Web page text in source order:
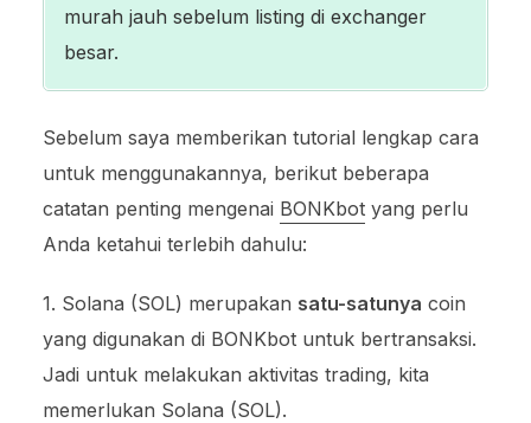
murah jauh sebelum listing di exchanger
besar.
Sebelum saya memberikan tutorial lengkap cara
untuk menggunakannya, berikut beberapa
catatan penting mengenai BONKbotyang perlu
Anda ketahui terlebih dahulu:
1. Solana (SOL) merupakan satu-satunya coin
yang digunakan di BONKbot untuk bertransaksi.
Jadi untuk melakukan aktivitas trading, kita
memerlukan Solana (SOL).